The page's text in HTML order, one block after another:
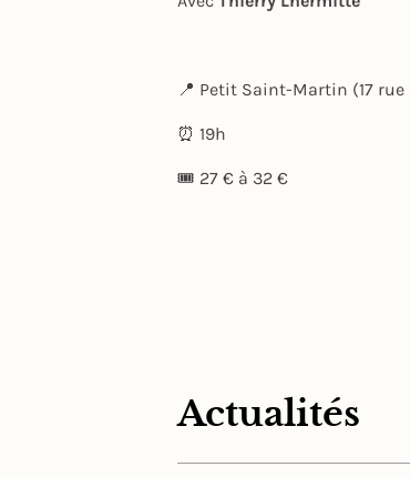
📍 Petit Saint-Martin (17 rue
⏰ 19h
🎟 27 € à 32 €
Actualités